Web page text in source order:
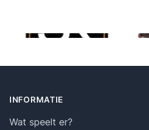
INFORMATIE
Wat speelt er?